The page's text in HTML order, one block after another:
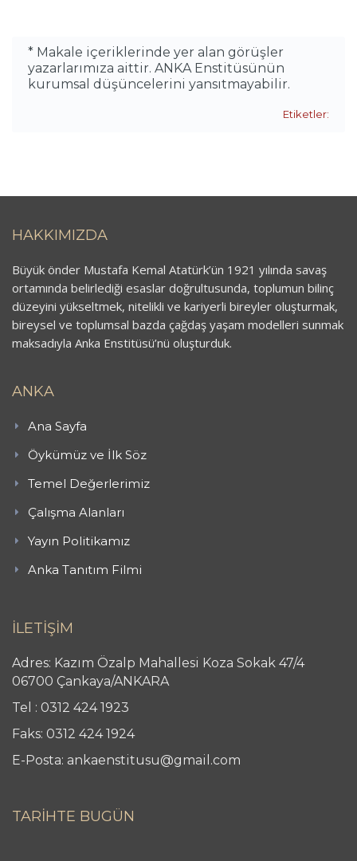
* Makale içeriklerinde yer alan görüşler
yazarlarımıza aittir. ANKA Enstitüsünün
kurumsal düşüncelerini yansıtmayabilir.
Etiketler:
HAKKIMIZDA
Büyük önder Mustafa Kemal Atatürk’ün 1921 yılında savaş
ortamında belirlediği esaslar doğrultusunda, toplumun bilinç
düzeyini yükseltmek, nitelikli ve kariyerli bireyler oluşturmak,
bireysel ve toplumsal bazda çağdaş yaşam modelleri sunmak
maksadıyla Anka Enstitüsü’nü oluşturduk.
ANKA
Ana Sayfa
Öykümüz ve İlk Söz
Temel Değerlerimiz
Çalışma Alanları
Yayın Politikamız
Anka Tanıtım Filmi
İLETİŞİM
Adres: Kazım Özalp Mahallesi Koza Sokak 47/4
06700 Çankaya/ANKARA
Tel : 0312 424 1923
Faks: 0312 424 1924
E-Posta: ankaenstitusu@gmail.com
TARİHTE BUGÜN